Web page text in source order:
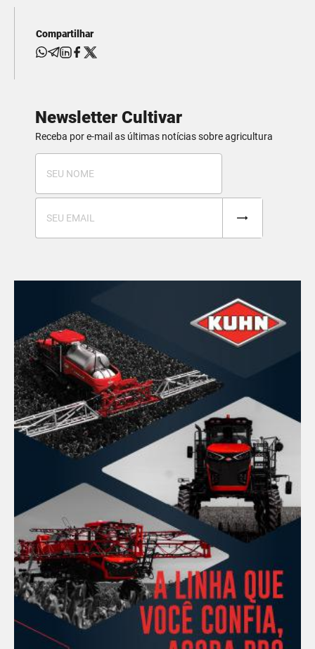
Compartilhar
Newsletter Cultivar
Receba por e-mail as últimas notícias sobre agricultura